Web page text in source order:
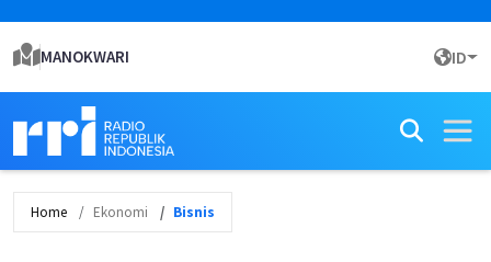
MANOKWARI ID
Home Ekonomi Bisnis